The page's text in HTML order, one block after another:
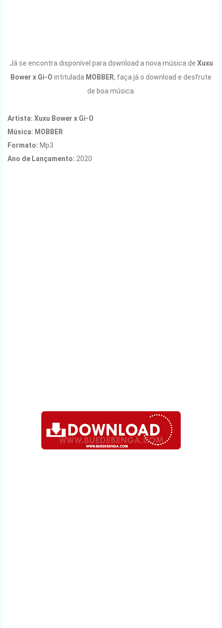
Já se encontra disponível para download a nova música de Xuxu
Bower x Gi-O intitulada MOBBER, faça já o download e desfrute
de boa música.
Artista: Xuxu Bower x Gi-O
Música: MOBBER
Formato: Mp3
Ano de Lançamento: 2020